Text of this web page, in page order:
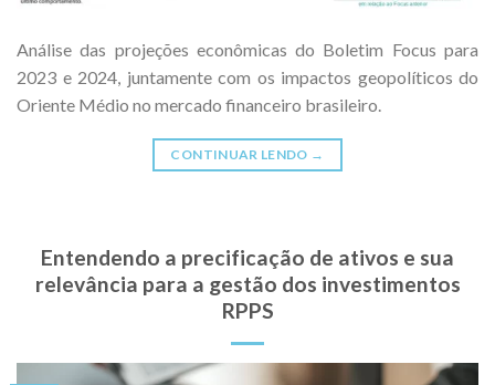
Análise das projeções econômicas do Boletim Focus para
2023 e 2024, juntamente com os impactos geopolíticos do
Oriente Médio no mercado financeiro brasileiro.
CONTINUAR LENDO →
Entendendo a precificação de ativos e sua
relevância para a gestão dos investimentos
RPPS